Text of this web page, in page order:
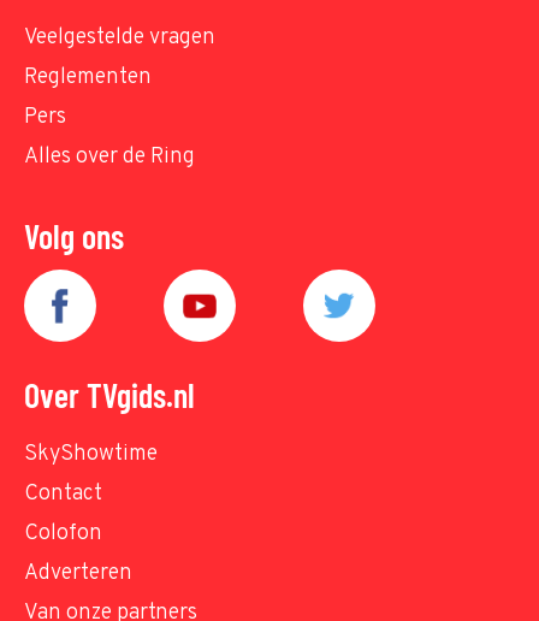
Veelgestelde vragen
Reglementen
Pers
Alles over de Ring
Volg ons
Over TVgids.nl
SkyShowtime
Contact
Colofon
Adverteren
Van onze partners